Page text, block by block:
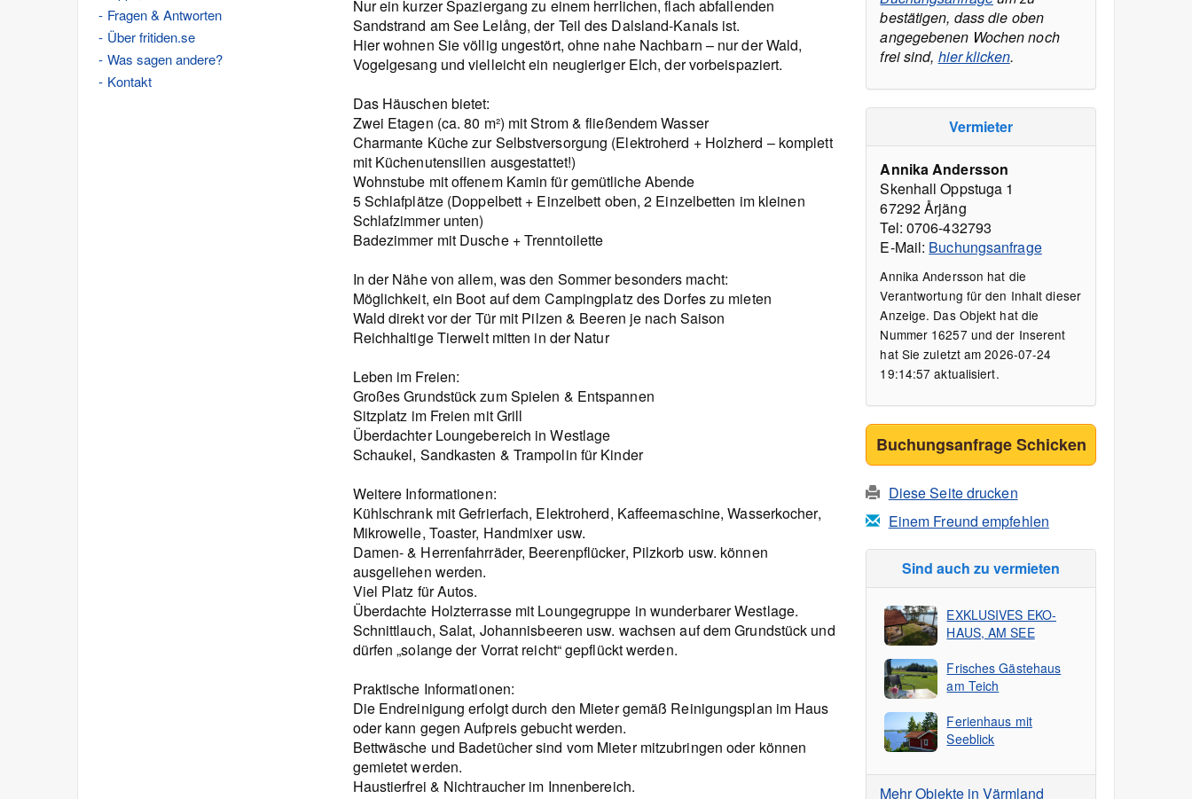
Fragen & Antworten
Über fritiden.se
Was sagen andere?
Kontakt
Nur ein kurzer Spaziergang zu einem herrlichen, flach abfallenden
Sandstrand am See Lelång, der Teil des Dalsland-Kanals ist.
Hier wohnen Sie völlig ungestört, ohne nahe Nachbarn – nur der Wald,
Vogelgesang und vielleicht ein neugieriger Elch, der vorbeispaziert.
Das Häuschen bietet:
Zwei Etagen (ca. 80 m²) mit Strom & fließendem Wasser
Charmante Küche zur Selbstversorgung (Elektroherd + Holzherd – komplett
mit Küchenutensilien ausgestattet!)
Wohnstube mit offenem Kamin für gemütliche Abende
5 Schlafplätze (Doppelbett + Einzelbett oben, 2 Einzelbetten im kleinen
Schlafzimmer unten)
Badezimmer mit Dusche + Trenntoilette
In der Nähe von allem, was den Sommer besonders macht:
Möglichkeit, ein Boot auf dem Campingplatz des Dorfes zu mieten
Wald direkt vor der Tür mit Pilzen & Beeren je nach Saison
Reichhaltige Tierwelt mitten in der Natur
Leben im Freien:
Großes Grundstück zum Spielen & Entspannen
Sitzplatz im Freien mit Grill
Überdachter Loungebereich in Westlage
Schaukel, Sandkasten & Trampolin für Kinder
Weitere Informationen:
Kühlschrank mit Gefrierfach, Elektroherd, Kaffeemaschine, Wasserkocher,
Mikrowelle, Toaster, Handmixer usw.
Damen- & Herrenfahrräder, Beerenpflücker, Pilzkorb usw. können
ausgeliehen werden.
Viel Platz für Autos.
Überdachte Holzterrasse mit Loungegruppe in wunderbarer Westlage.
Schnittlauch, Salat, Johannisbeeren usw. wachsen auf dem Grundstück und
dürfen „solange der Vorrat reicht“ gepflückt werden.
Praktische Informationen:
Die Endreinigung erfolgt durch den Mieter gemäß Reinigungsplan im Haus
oder kann gegen Aufpreis gebucht werden.
Bettwäsche und Badetücher sind vom Mieter mitzubringen oder können
gemietet werden.
Haustierfrei & Nichtraucher im Innenbereich.
bestätigen, dass die oben
angegebenen Wochen noch
frei sind, hier klicken.
Vermieter
Annika Andersson
Skenhall Oppstuga 1
67292 Årjäng
Tel: 0706-432793
E-Mail: Buchungsanfrage
Annika Andersson hat die
Verantwortung für den Inhalt dieser
Anzeige. Das Objekt hat die
Nummer 16257 und der Inserent
hat Sie zuletzt am 2026-07-24
19:14:57 aktualisiert.
Buchungsanfrage Schicken
Diese Seite drucken
Einem Freund empfehlen
Sind auch zu vermieten
EXKLUSIVES EKO-
HAUS, AM SEE
Frisches Gästehaus
am Teich
Ferienhaus mit
Seeblick
Mehr Objekte in Värmland